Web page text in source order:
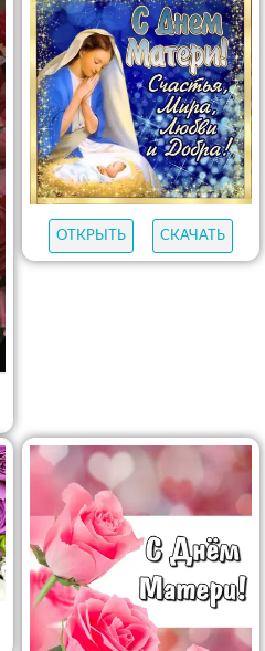
ОТКРЫТЬ СКАЧАТЬ